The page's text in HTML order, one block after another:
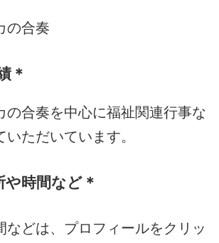
の合奏
＊
の合奏を中心に福祉関連行事な
いただいています。
や時間など＊
などは、プロフィールをクリッ